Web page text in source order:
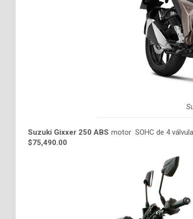
Suzuki Gixxer 250 ABS motor SOHC de 4
$75,490.00